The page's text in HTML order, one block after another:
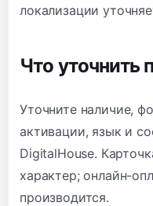
локализации
Что уточнить
Уточните наличие,
активации, язык и
DigitalHouse.
характер; онлайн-
производится.